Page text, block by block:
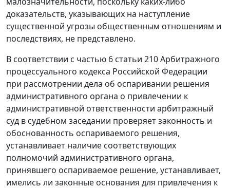
доказательств, указывающих на наступление
существенной угрозы общественным отношениям и
последствиях, не представлено.
В соответствии с частью 6 статьи 210Арбитражного
процессуального кодекса Российской Федерации
при рассмотрении дела об оспаривании решения
административного органа о привлечении к
административной ответственности арбитражный
суд в судебном заседании проверяет законность и
обоснованность оспариваемого решения,
устанавливает наличие соответствующих
полномочий административного органа,
принявшего оспариваемое решение, устанавливает,
имелись ли законные основания для привлечения к